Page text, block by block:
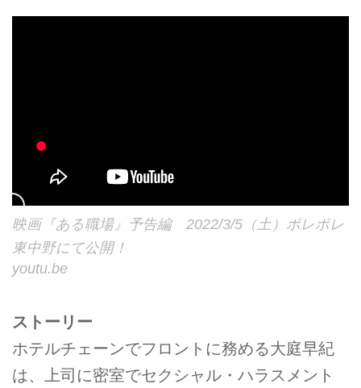
映画『ある職場』予告編 2022/3/5（土）ポレポレ
東中野にて公開！
youtu.be
ストーリー
ホテルチェーンでフロントに務める大庭早紀
は、上司に密室でセクシャル・ハラスメント